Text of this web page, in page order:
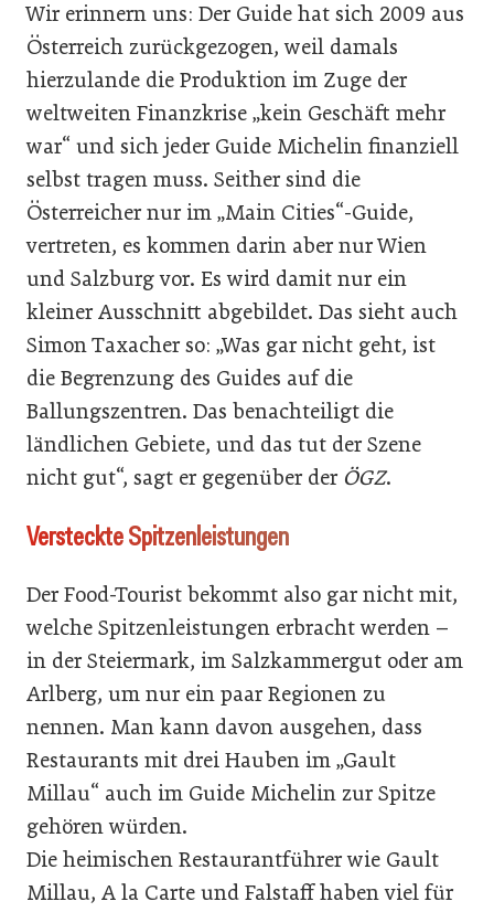
Wir erinnern uns: Der Guide hat sich 2009 aus
Österreich zurückgezogen, weil damals
hierzulande die Produktion im Zuge der
weltweiten Finanzkrise „kein Geschäft mehr
war“ und sich jeder Guide Michelin finanziell
selbst tragen muss. Seither sind die
Österreicher nur im „Main Cities“-Guide,
vertreten, es kommen darin aber nur Wien
und Salzburg vor. Es wird damit nur ein
kleiner Ausschnitt abgebildet. Das sieht auch
Simon Taxacher so: „Was gar nicht geht, ist
die Begrenzung des Guides auf die
Ballungszen­tren. Das benachteiligt die
ländlichen Gebiete, und das tut der Szene
nicht gut“, sagt er gegenüber der ÖGZ.
Versteckte Spitzenleistungen
Der Food-Tourist bekommt also gar nicht mit,
welche Spitzenleistungen erbracht werden –
in der Steiermark, im Salzkammergut oder am
Arlberg, um nur ein paar Regionen zu
nennen. Man kann davon ausgehen, dass
Restaurants mit drei Hauben im „Gault
Millau“ auch im Guide Michelin zur Spitze
gehören würden.
Die heimischen Restaurantführer wie Gault
Millau, A la Carte und Falstaff haben viel für